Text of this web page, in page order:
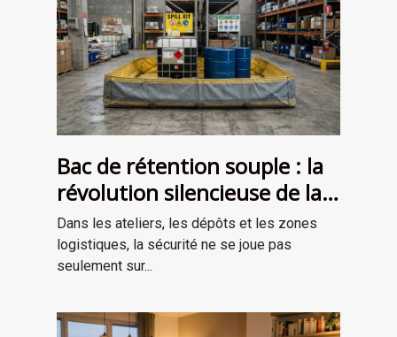
Bac de rétention souple : la
révolution silencieuse de la
sécurité industrielle
Dans les ateliers, les dépôts et les zones
logistiques, la sécurité ne se joue pas
seulement sur...